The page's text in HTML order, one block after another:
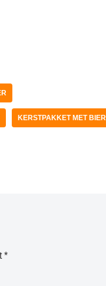
KERSTPAKKET MET BIER
*